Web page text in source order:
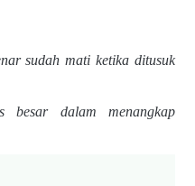
sudah mati ketika ditusuk
besar dalam menangkap